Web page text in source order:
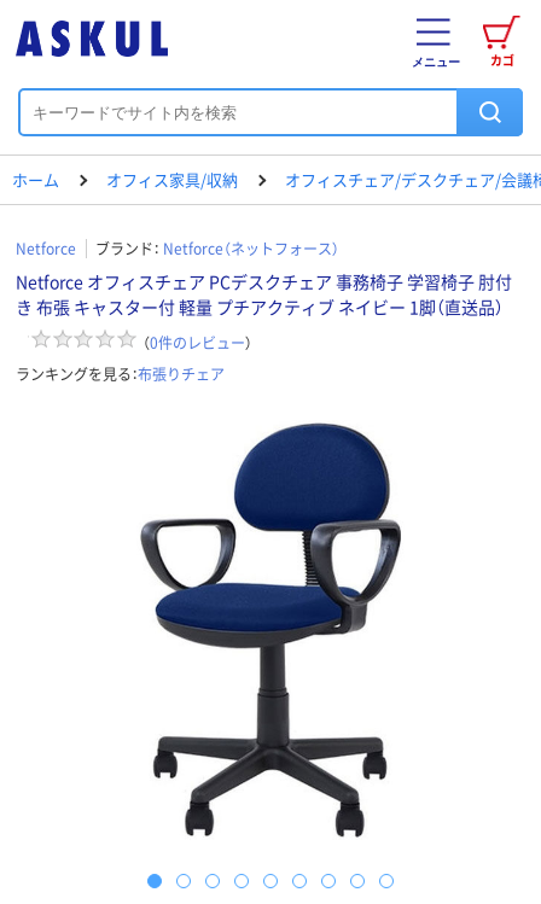
カゴ
メニュー
ホーム オフィス家具/収納 オフィスチェア/デスクチェア/会議
Netforce ブランド： Netforce（ネットフォース）
Netforce オフィスチェア PCデスクチェア 事務椅子 学習椅子 肘付
き 布張 キャスター付 軽量 プチアクティブ ネイビー 1脚（直送品）
（0件のレビュー）
ランキングを見る：布張りチェア